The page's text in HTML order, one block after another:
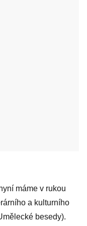
máme v rukou
a kulturního
besedy).